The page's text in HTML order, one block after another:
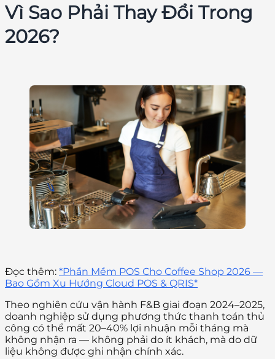
Vì Sao Phải Thay Đổi Trong
2026?
Đọc thêm: *Phần Mềm POS Cho Coffee Shop 2026 —
Bao Gồm Xu Hướng Cloud POS & QRIS*
Theo nghiên cứu vận hành F&B giai đoạn 2024–2025,
doanh nghiệp sử dụng phương thức thanh toán thủ
công có thể mất 20–40% lợi nhuận mỗi tháng mà
không nhận ra — không phải do ít khách, mà do dữ
liệu không được ghi nhận chính xác.